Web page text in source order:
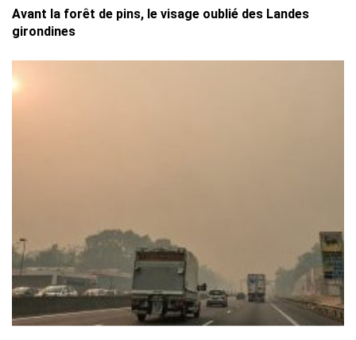
Avant la forêt de pins, le visage oublié des Landes
girondines